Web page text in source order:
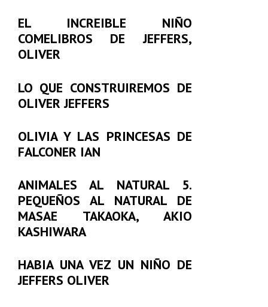
EL INCREIBLE NIÑO
COMELIBROS DE JEFFERS,
OLIVER
LO QUE CONSTRUIREMOS DE
OLIVER JEFFERS
OLIVIA Y LAS PRINCESAS DE
FALCONER IAN
ANIMALES AL NATURAL 5.
PEQUEÑOS AL NATURAL DE
MASAE TAKAOKA, AKIO
KASHIWARA
HABIA UNA VEZ UN NIÑO DE
JEFFERS OLIVER